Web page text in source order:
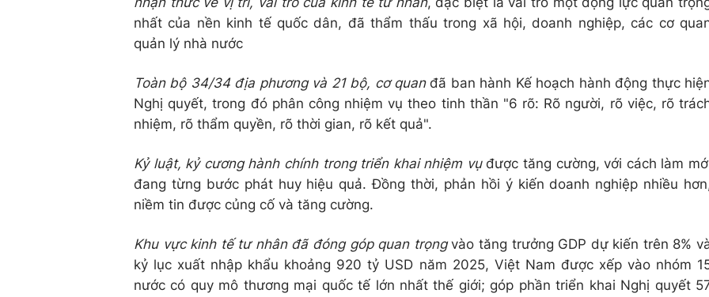
nhất của nền kinh tế quốc dân, đã thẩm thấu trong xã hội, doanh nghiệp, các cơ
quản lý nhà nước
Toàn bộ 34/34 địa phương và 21 bộ, cơ quan đã ban hành Kế hoạch hành động thực
Nghị quyết, trong đó phân công nhiệm vụ theo tinh thần "6 rõ: Rõ người, rõ việc, rõ
nhiệm, rõ thẩm quyền, rõ thời gian, rõ kết quả".
Kỷ luật, kỷ cương hành chính trong triển khai nhiệm vụ được tăng cường, với cách làm
đang từng bước phát huy hiệu quả. Đồng thời, phản hồi ý kiến doanh nghiệp nhiều
niềm tin được củng cố và tăng cường.
Khu vực kinh tế tư nhân đã đóng góp quan trọng vào tăng trưởng GDP dự kiến trên 8%
kỷ lục xuất nhập khẩu khoảng 920 tỷ USD năm 2025, Việt Nam được xếp vào nhóm
nước có quy mô thương mại quốc tế lớn nhất thế giới; góp phần triển khai Nghị quyết